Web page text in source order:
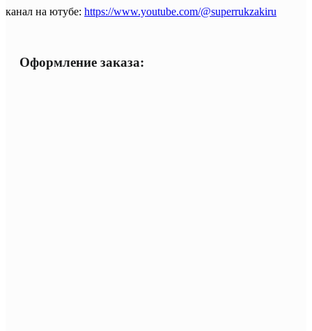
канал на ютубе: https://www.youtube.com/@superrukzakiru
Оформление заказа: